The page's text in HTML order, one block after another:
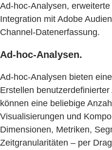
Ad-hoc-Analysen,
Integration mit Adobe
Channel-Datenerfassung.
Ad-hoc-Analysen.
Ad-hoc-Analysen bieten
Erstellen
können eine beliebige
Visualisierungen und
Dimensionen, Metriken,
Zeitgranularitäten – per